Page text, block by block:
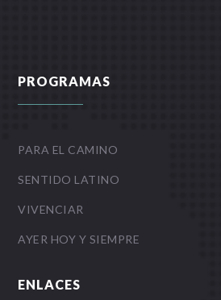
PROGRAMAS
PARA EL CAMINO
SENTIDO LATINO
VIVENCIAR
AYER HOY Y SIEMPRE
ENLACES